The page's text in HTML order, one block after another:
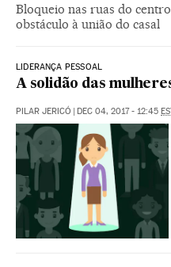
Bloqueio nas ruas do
obstáculo à união do casal
LIDERANÇA PESSOAL
A solidão das
PILAR JERICÓ | DEC 04, 2017 - 12:45